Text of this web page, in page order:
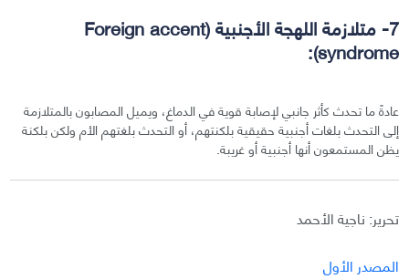
7- متلازمة اللهجة الأجنبية (Foreign accent
syndrome):
عادةً ما تحدث كأثر جانبي لإصابة قوية في الدماغ، ويميل المصابون بالمتلازمة
إلى التحدث بلغات أجنبية حقيقية بلكنتهم، أو التحدث بلغتهم الأم ولكن بلكنة
يظن المستمعون أنها أجنبية أو غريبة.
تحرير: ناجية الأحمد
المصدر الأول